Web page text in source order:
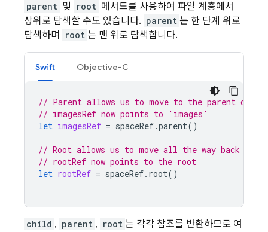
parent 및 root 메서드를 사용하여 파일 계층에서
상위로 탐색할 수도 있습니다. parent 는 한 단계 위로
탐색하며
root 는 맨 위로 탐색합니다.
Swift Objective-C
// Parent allows us to move to the parent of a
// imagesRef now points to 'images'
let imagesRef = spaceRef.parent()
// Root allows us to move all the way back to
// rootRef now points to the root
let rootRef = spaceRef. root()
child , parent , root 는 각각 참조를 반환하므로 여